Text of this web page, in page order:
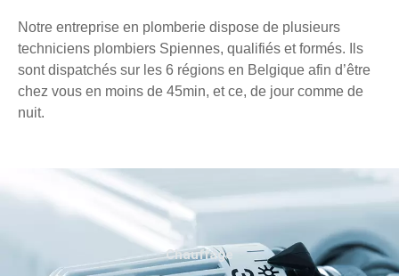
Notre entreprise en plomberie dispose de plusieurs
techniciens plombiers Spiennes, qualifiés et formés. Ils
sont dispatchés sur les 6 régions en Belgique afin d’être
chez vous en moins de 45min, et ce, de jour comme de
nuit.
Chauffage